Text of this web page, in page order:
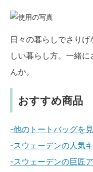
日々の暮らしでさり
しい暮らし方。一緒
んか。
おすすめ商品
-他のトートバッグを
-スウェーデンの人気
-スウェーデンの巨匠